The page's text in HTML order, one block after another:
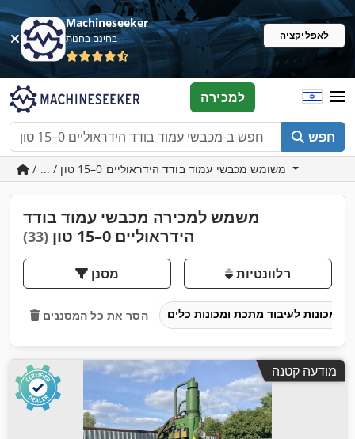
Machineseeker
בחינם בחנות לאפליקציה
חפש
למכירה
משמש למכירה מכבשי עמוד בודד
הידראוליים 0–15 טון
(33)
מסנן רלוונטיות
הסר את כל המסננים
מודעה קטנה